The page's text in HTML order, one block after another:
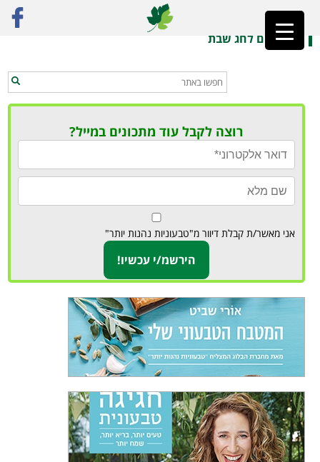
ראשי»שבת
מתכונים לחג שבת
רוצה לקבל עוד מתכונים במייל?
אני מאשר/ת קבלת דיוור מ"טבעוניות נהנות יותר"